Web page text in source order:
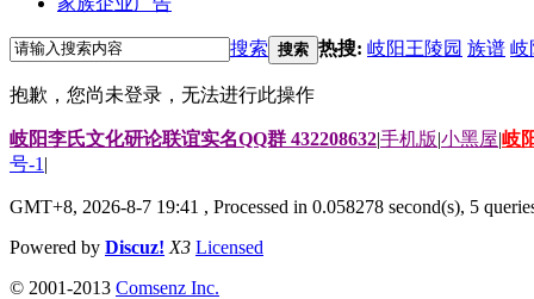
搜索 搜索 热搜: 岐阳王陵园 族谱 岐
抱歉，您尚未登录，无法进行此操作
岐阳李氏文化研论联谊实名QQ群 432208632|手机版|小黑屋|岐
号-1 |
GMT+8, 2026-8-7 19:41 , Processed in 0.058278 second(s), 5
Powered by Discuz! X3 Licensed
© 2001-2013 Comsenz Inc.